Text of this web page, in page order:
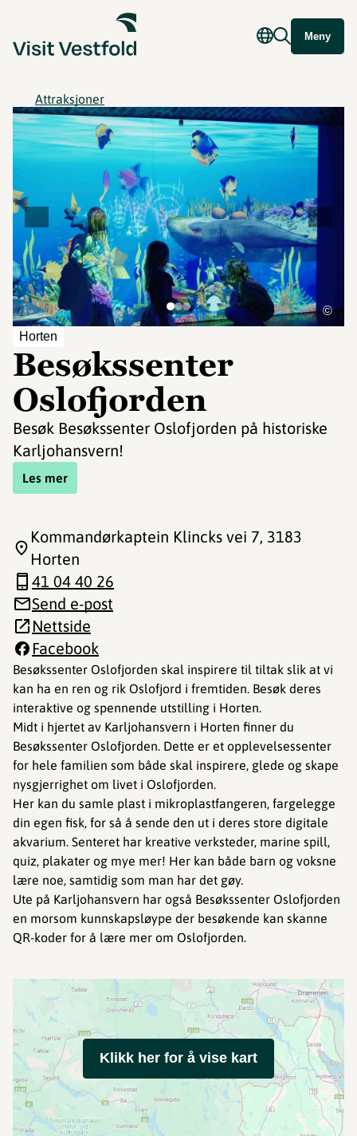
Meny
Attraksjoner
Horten
Besøkssenter
Oslofjorden
Besøk Besøkssenter Oslofjorden på historiske
Karljohansvern!
Les mer
©
Besøkssenter Oslofjorden skal inspirere til tiltak slik at vi
kan ha en ren og rik Oslofjord i fremtiden. Besøk deres
interaktive og spennende utstilling i Horten.
Midt i hjertet av Karljohansvern i Horten finner du
Besøkssenter Oslofjorden. Dette er et opplevelsessenter
for hele familien som både skal inspirere, glede og skape
nysgjerrighet om livet i Oslofjorden.
Her kan du samle plast i mikroplastfangeren, fargelegge
din egen fisk, for så å sende den ut i deres store digitale
akvarium. Senteret har kreative verksteder, marine spill,
quiz, plakater og mye mer! Her kan både barn og voksne
lære noe, samtidig som man har det gøy.
Ute på Karljohansvern har også Besøkssenter Oslofjorden
en morsom kunnskapsløype der besøkende kan skanne
QR-koder for å lære mer om Oslofjorden.
Kommandørkaptein Klincks vei 7, 3183
Horten
41 04 40 26
Send e-post
Nettside
Facebook
Klikk her for å vise kart